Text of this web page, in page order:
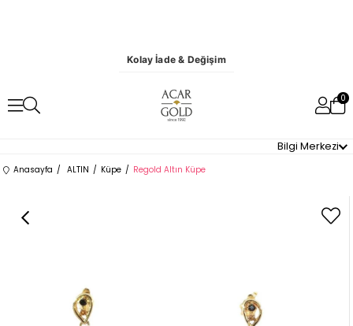
Kolay İade & Değişim
0
Bilgi Merkezi
Anasayfa ALTIN Küpe Regold Altın Küpe